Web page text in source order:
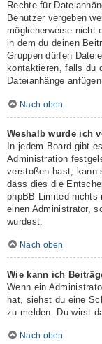
Rechte für
Benutzer vergeben
möglicherweise nicht
in dem du deinen
Gruppen dürfen
kontaktieren, falls du
Dateianhänge
Nach oben
Weshalb wurde ich
In jedem Board gibt
Administration
verstoßen hast, kann
dass dies die
phpBB Limited nichts
einen Administrator,
wurdest.
Nach oben
Wie kann ich
Wenn ein
hat, siehst du eine
zu melden. Du wirst
Nach oben